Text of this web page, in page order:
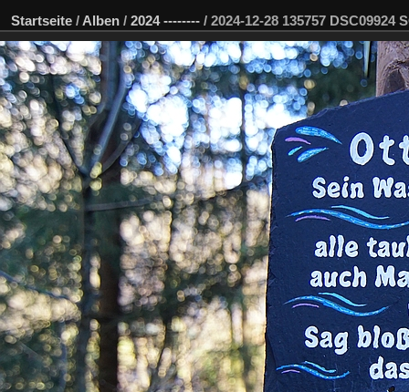
Startseite / Alben / 2024 -------- / 2024-12-28 135757 DSC09924